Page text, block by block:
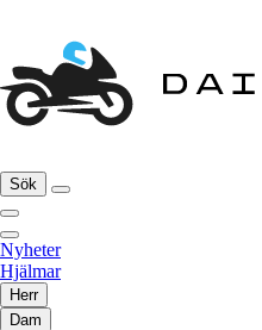
Sök
Nyheter
Hjälmar
Herr
Dam